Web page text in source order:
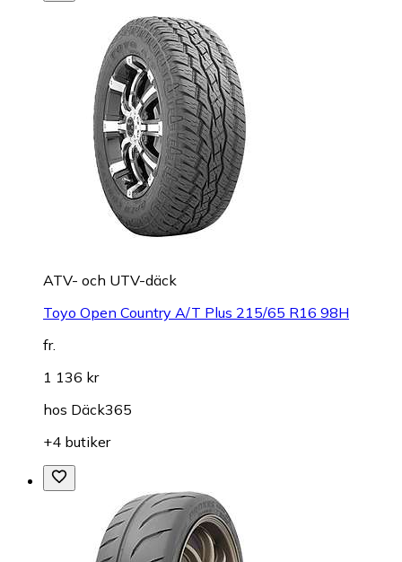
ATV- och UTV-däck
Toyo Open Country A/T Plus 215/65 R16 98H
fr.
1 136 kr
hos Däck365
+4 butiker